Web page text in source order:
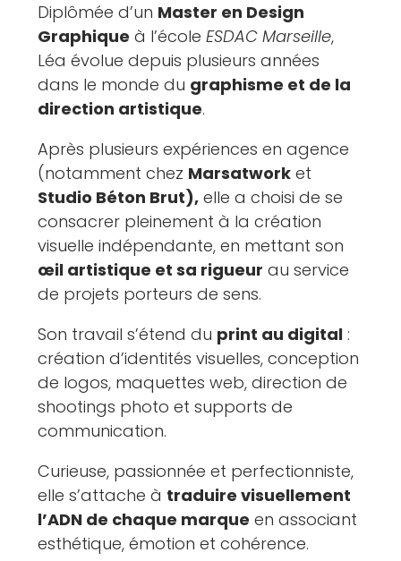
Diplômée d’un Master en Design
Graphique à l’écoleESDAC Marseille,
Léa évolue depuis plusieurs années
dans le monde du graphisme et de la
direction artistique.
Après plusieurs expériences en agence
(notamment chez Marsatwork et
Studio Béton Brut), elle a choisi de se
consacrer pleinement à la création
visuelle indépendante, en mettant son
œil artistique et sa rigueur au service
de projets porteurs de sens.
Son travail s’étend du print au digital :
création d’identités visuelles, conception
de logos, maquettes web, direction de
shootings photo et supports de
communication.
Curieuse, passionnée et perfectionniste,
elle s’attache à traduire visuellement
l’ADN de chaque marque en associant
esthétique, émotion et cohérence.